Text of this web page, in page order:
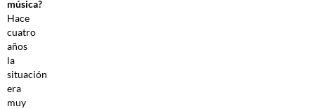
música?
Hace
cuatro
años
la
situación
era
muy